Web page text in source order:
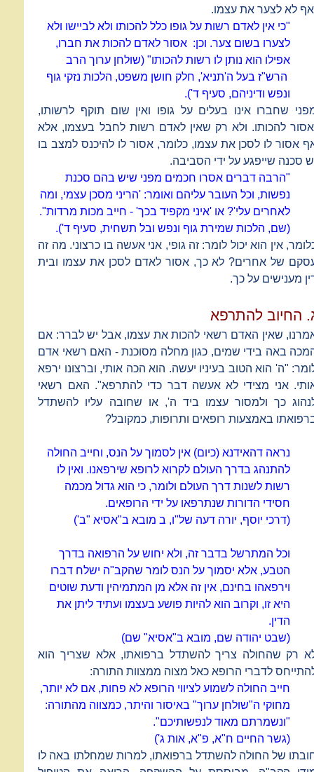
לא לצער את עצמו.
"כי אין לאדם רשות על גופו כלל להכותו ולא לביישו ולא
לצערו בשום צער. וכן: אסור לאדם להכות את חברו,
אפילו הוא נותן לו רשות להכותו" (שולחן ערוך הרב
הרש"ז בעל ה'תניא', חלק חושן משפט, הלכות נזקי גוף
ונפש ודיניהם, סעיף ד').
שחברו אינו בעלים על גופו ואין שום תוקף לרשותו,
להכותו. ולא רק שאין לאדם רשות לחבל בעצמו, אלא
אסור לו לסכן את עצמו, כלומר, אסור לו להיכנס למצב בו
סכנה שייפגע על ידי הסביבה.
"הרבה דברים אסרו חכמים מפני שיש בהם סכנת
נפשות, וכל העובר עליהם ואומר: 'הריני מסכן עצמי, ומה
לאחרים עלי'? או 'איני מקפיד בכך' - חייב מכות מרדות".
(שם, הלכות שמירת גוף ונפש ובל תשחית, סעיף ד').
אין הוא יכול לומר: זה גופי, אני אעשה בו כרצוני. מה זה
של אחרים? לא כך, אסור לאדם לסכן את עצמו ובית
מענישים על כך.
החיוב להתרפא
שאין האדם רשאי להכות את עצמו, אבל יש לברר: אם
באה בידי שמים, כגון מחלה מסוכנת - האם רשאי אדם
"ה' הוא הטוב בעיניו יעשה. הוא הכה אותי, וברצונו ירפא
אני מצידי לא אעשה דבר כדי להתרפא". האם רשאי
כך ולמסור עצמו ביד ה', או שחובה עליו להשתדל
באמצעות רופאים ותרופות, כמקובל?
נראה דהאידנא (כיום) אין לסמוך על הנס, וחייב החולה
להתנהג בדרך העולם לקרוא לרופא שירפאנו. ואין לו
רשות לשנות דרך העולם ולומר, כי הוא גדול מכמה
חסידי הדורות שנתרפאו על ידי הרופאים.
(דרכי יוסף, יורה דעה של"ו, ב מובא ב"אסיא "ב')
וכל המתרשל בדבר זה, ולא יחוש על הרפואה בדרך
הטבע, אלא יסמוך על הנס לומר שהקב"ה ישלח דברו
וירפאהו בחינם, אין זה אלא מן המתמיהין ודעת שוטים
היא זו, וקרוב הוא להיות פושע בעצמו ועתיד ליתן את
הדין.
(שבט יהודה שם, מובא ב"אסיא" שם)
רק שהחולה צריך להשתדל ברפואתו, אלא שצריך הוא
לדברי הרופא כאל מצוה ממצוות התורה:
חייב החולה לשמוע לציווי הרופא לא פחות, אם לא יותר,
מחוקי ה"שולחן ערוך" באיסור והיתר, כמצווה מהתורה:
"ונשמרתם מאוד לנפשותיכם".
(גשר החיים ח"א, פ"א, אות ג')
של החולה להשתדל ברפואתו, למרות שמחלתו באה לו